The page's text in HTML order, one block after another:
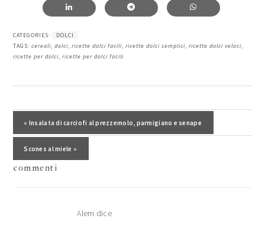
CATEGORIES:
DOLCI
TAGS:cereali,dolci,ricette dolci facili,ricette dolci semplici,ricette dolci veloci,
ricette per dolci,ricette per dolci facili
Post precedente:
« Insalata di carciofi al prezzemolo, parmigiano e senape
Post successivo:
Scones al miele »
del
lettore
commenti
Alem dice